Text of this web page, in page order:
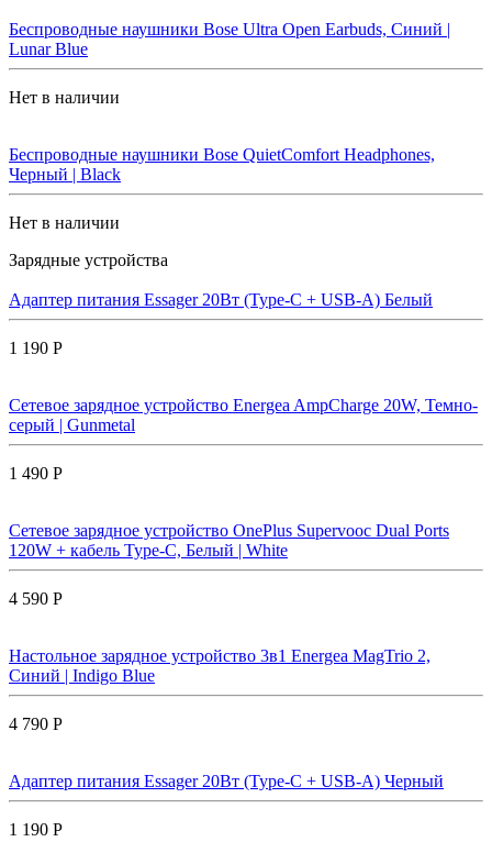
Беспроводные наушники Bose Ultra Open Earbuds, Синий |
Lunar Blue
Нет в наличии
Беспроводные наушники Bose QuietComfort Headphones,
Черный | Black
Нет в наличии
Зарядные устройства
Адаптер питания Essager 20Вт (Type-C + USB-A) Белый
1 190 Р
Сетевое зарядное устройство Energea AmpCharge 20W, Темно-
серый | Gunmetal
1 490 Р
Сетевое зарядное устройство OnePlus Supervooc Dual Ports
120W + кабель Type-C, Белый | White
4 590 Р
Настольное зарядное устройство 3в1 Energea MagTrio 2,
Синий | Indigo Blue
4 790 Р
Адаптер питания Essager 20Вт (Type-C + USB-A) Черный
1 190 Р